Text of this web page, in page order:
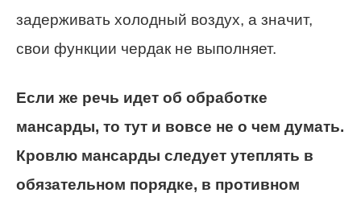
задерживать холодный воздух, а значит,
свои функции чердак не выполняет.
Если же речь идет об обработке
мансарды, то тут и вовсе не о чем думать.
Кровлю мансарды следует утеплять в
обязательном порядке, в противном